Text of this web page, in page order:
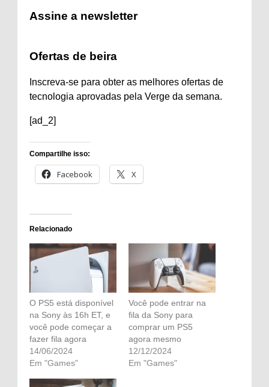
Assine a newsletter
Ofertas de beira
Inscreva-se para obter as melhores ofertas de
tecnologia aprovadas pela Verge da semana.
[ad_2]
Compartilhe isso:
Facebook X
Relacionado
O PS5 está disponível
na Sony às 16h ET, e
você pode começar a
fazer fila agora
14/06/2024
Em "Games"
Você pode entrar na
fila da Sony para
comprar um PS5
agora mesmo
12/12/2024
Em "Games"